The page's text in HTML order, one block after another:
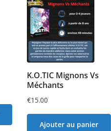
K.O.TIC Mignons Vs
Méchants
€15.00
Ajouter au panier